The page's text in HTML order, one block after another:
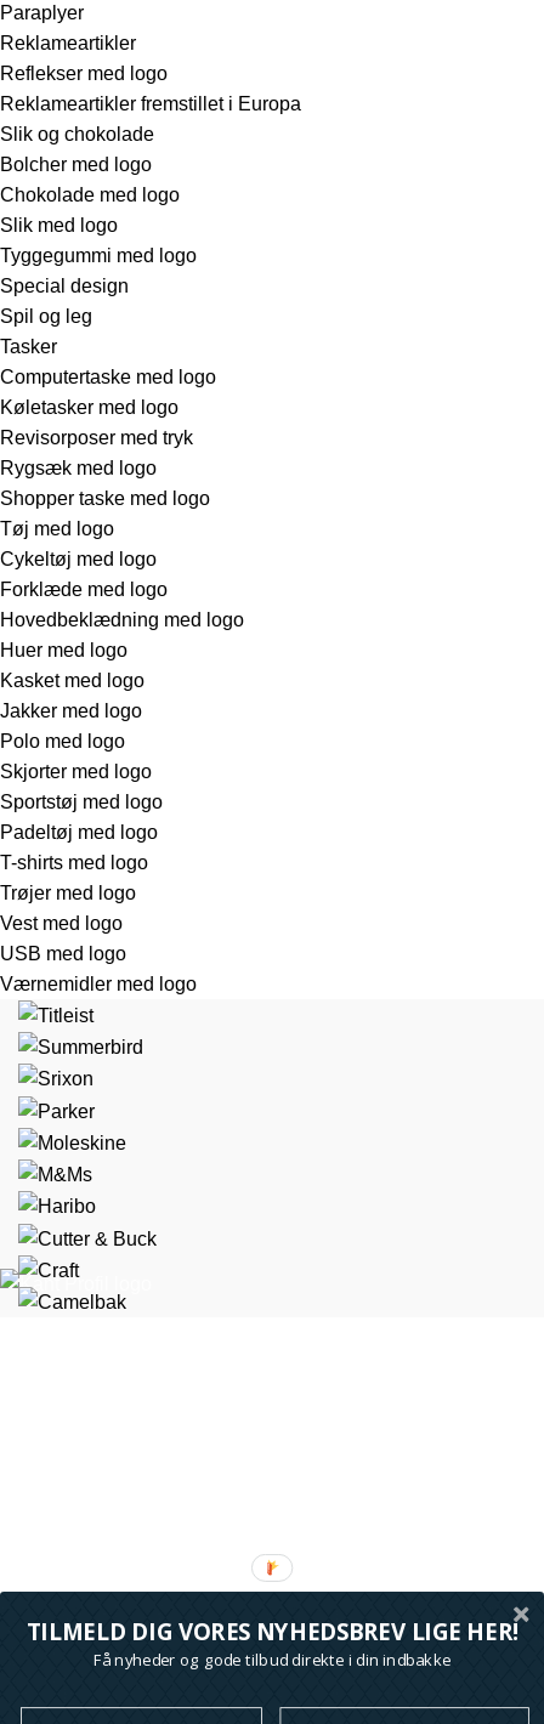
Paraplyer
Reklameartikler
Reflekser med logo
Reklameartikler fremstillet i Europa
Slik og chokolade
Bolcher med logo
Chokolade med logo
Slik med logo
Tyggegummi med logo
Special design
Spil og leg
Tasker
Computertaske med logo
Køletasker med logo
Revisorposer med tryk
Rygsæk med logo
Shopper taske med logo
Tøj med logo
Cykeltøj med logo
Forklæde med logo
Hovedbeklædning med logo
Huer med logo
Kasket med logo
Jakker med logo
Polo med logo
Skjorter med logo
Sportstøj med logo
Padeltøj med logo
T-shirts med logo
Trøjer med logo
Vest med logo
USB med logo
Værnemidler med logo
*alle priser på denne shop er ekskl. moms
Ofte stillede spørgsmål
Om KANT Profil
TILMELD DIG VORES NYHEDSBREV LIGE HER!
Få nyheder og gode tilbud direkte i din indbakke